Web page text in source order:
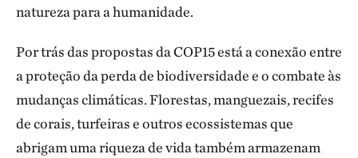
natureza para a humanidade.
Por trás das propostas da COP15 está a conexão entre
a proteção da perda de biodiversidade e o combate às
mudanças climáticas. Florestas, manguezais, recifes
de corais, turfeiras e outros ecossistemas que
abrigam uma riqueza de vida também armazenam